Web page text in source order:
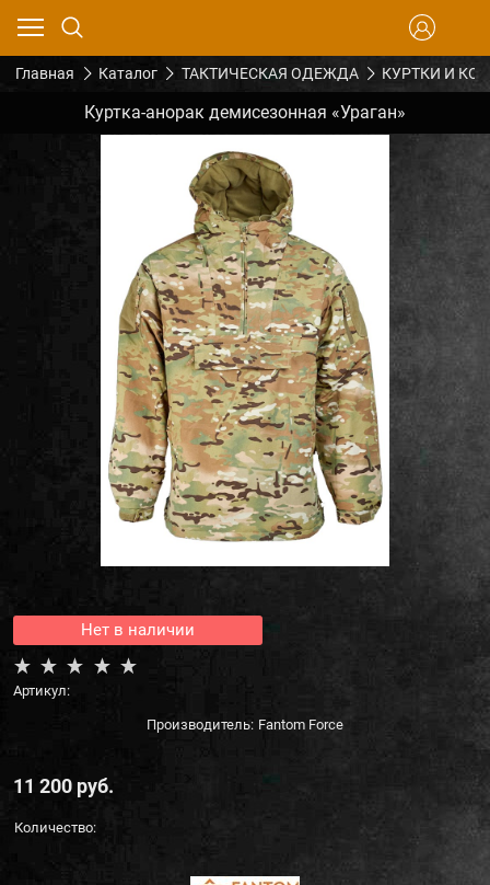
Главная Каталог ТАКТИЧЕСКАЯ ОДЕЖДА КУРТКИ И
Куртка-анорак демисезонная «Ураган»
Нет в наличии
Артикул:
Производитель: Fantom Force
11 200 руб.
Количество: